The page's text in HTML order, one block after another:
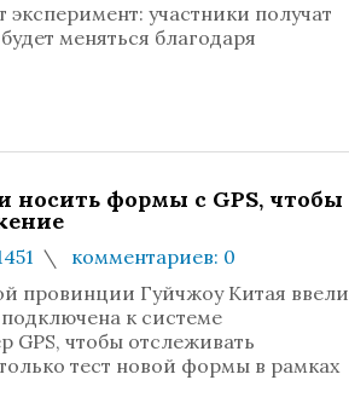
участники получат
меняться благодаря
носить формы с GPS, чтобы
комментариев: 0
провинции Гуйчжоу Китая ввели
к системе
GPS, чтобы отслеживать
тест новой формы в рамках